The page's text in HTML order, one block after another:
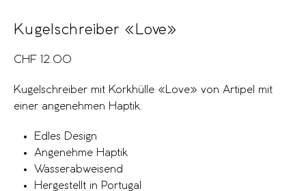
Kugelschreiber «Love»
CHF 12.00
Kugelschreiber mit Korkhülle «Love» von Artipel mit
einer angenehmen Haptik.
Edles Design
Angenehme Haptik
Wasserabweisend
Hergestellt in Portugal